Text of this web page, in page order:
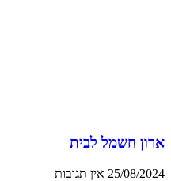
ארון חשמל לבית
25/08/2024 אין תגובות